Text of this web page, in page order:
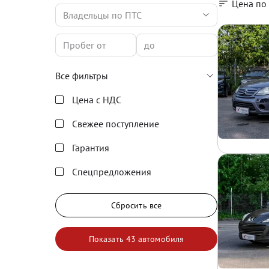
Владельцы по ПТС
Все фильтры
Цена с НДС
Свежее поступление
Гарантия
Спецпредложения
Сбросить все
Показать 43 автомобиля
Цена по